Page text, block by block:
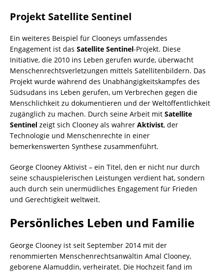
Projekt Satellite Sentinel
Ein weiteres Beispiel für Clooneys umfassendes
Engagement ist das Satellite Sentinel-Projekt. Diese
Initiative, die 2010 ins Leben gerufen wurde, überwacht
Menschenrechtsverletzungen mittels Satellitenbildern. Das
Projekt wurde während des Unabhängigkeitskampfes des
Südsudans ins Leben gerufen, um Verbrechen gegen die
Menschlichkeit zu dokumentieren und der Weltöffentlichkeit
zugänglich zu machen. Durch seine Arbeit mit Satellite
Sentinel zeigt sich Clooney als wahrer Aktivist, der
Technologie und Menschenrechte in einer
bemerkenswerten Synthese zusammenführt.
George Clooney Aktivist – ein Titel, den er nicht nur durch
seine schauspielerischen Leistungen verdient hat, sondern
auch durch sein unermüdliches Engagement für Frieden
und Gerechtigkeit weltweit.
Persönliches Leben und Familie
George Clooney ist seit September 2014 mit der
renommierten Menschenrechtsanwältin Amal Clooney,
geborene Alamuddin, verheiratet. Die Hochzeit fand im